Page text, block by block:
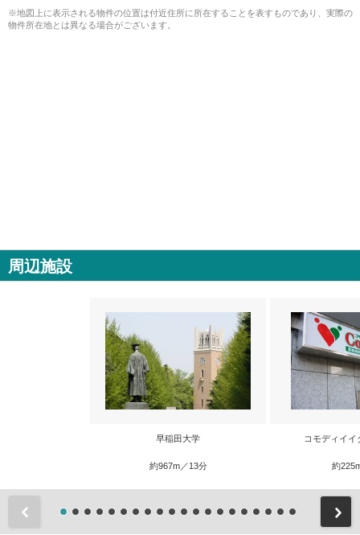
※地図上に表示される物件の位置は付近住所に所在することを表すものであり、実際の
物件所在地とは異なる場合がございます。
周辺施設
早稲田大学
約967m／13分
コモディイ
約